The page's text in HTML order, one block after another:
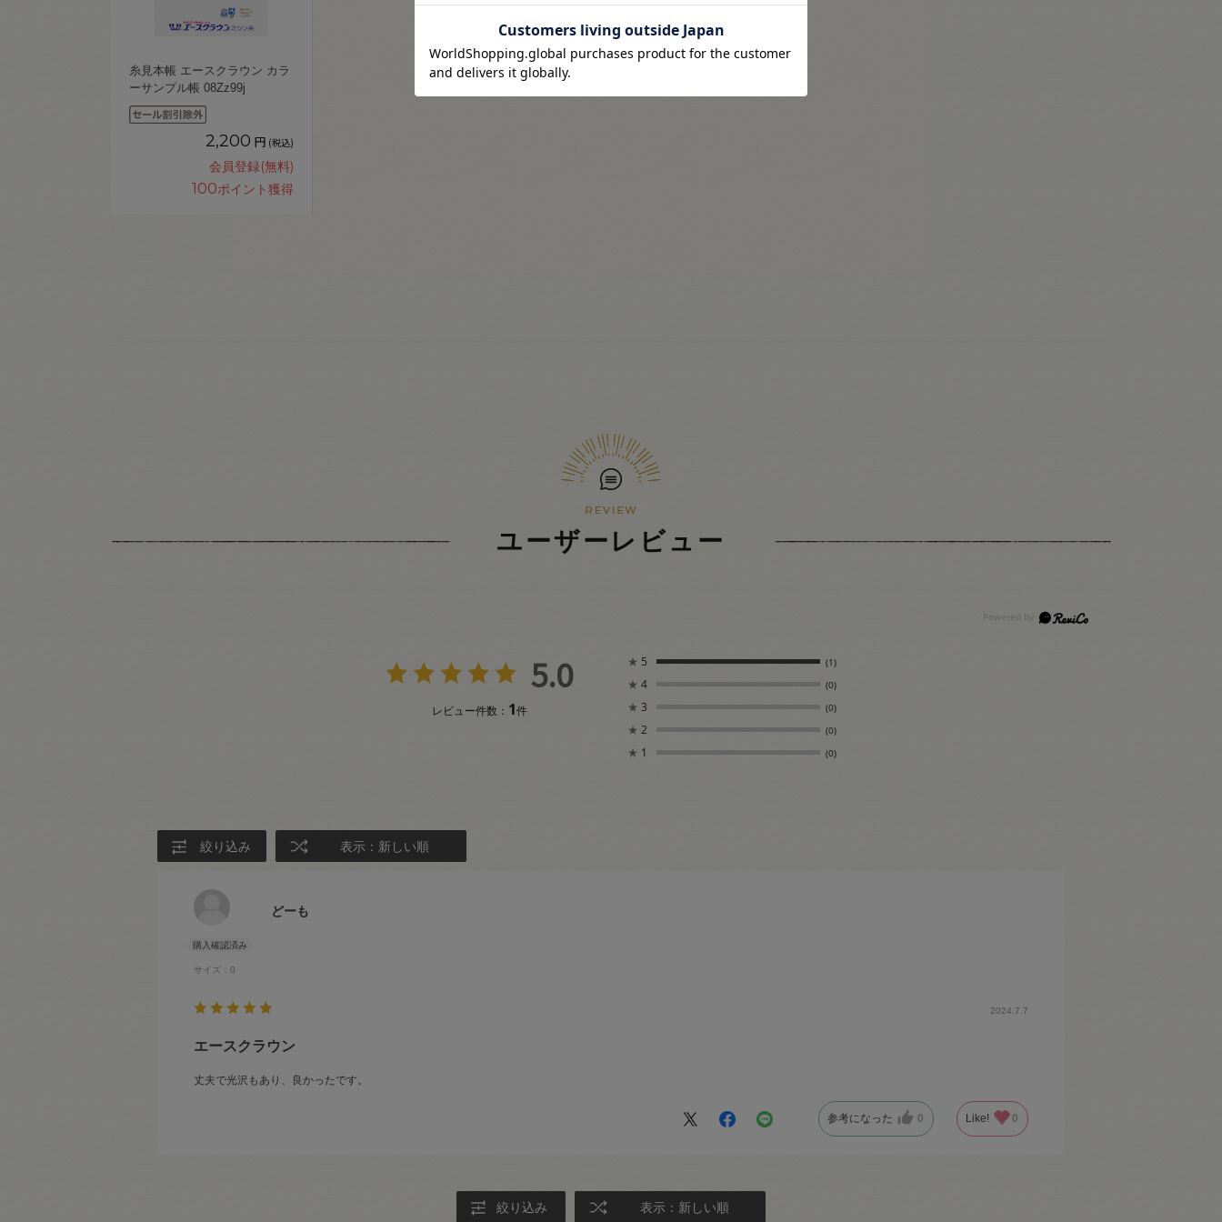
糸見本帳 エースクラウン カラ
ーサンプル帳 08Zz99j
2,200 円 (税込)
会員登録(無料)
100ポイント獲得
ユーザーレビュー
5.0
レビュー件数： 1件
★ 5 (1)
★ 4 (0)
★ 3 (0)
★ 2 (0)
★ 1 (0)
絞り込み 表示：新しい順
どーも
サイズ：0
2024.7.7
エースクラウン
丈夫で光沢もあり、良かったです。
参考になった 0 Like! 0
絞り込み 表示：新しい順